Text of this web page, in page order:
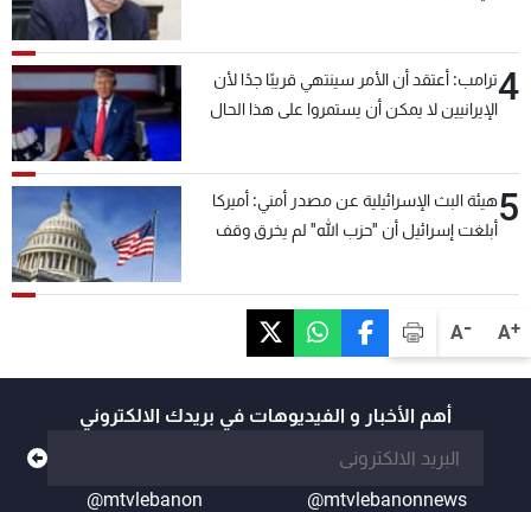
A+
A-
4ترامب: أعتقد أن الأمر سينتهي قريبًا جدًا لأن
الإيرانيين لا يمكن أن يستمروا على هذا الحال
5هيئة البث الإسرائيلية عن مصدر أمني: أميركا
أبلغت إسرائيل أن "حزب الله" لم يخرق وقف
أهم الأخبار و الفيديوهات في بريدك الالكتروني
@mtvlebanonnews
@mtvlebanon